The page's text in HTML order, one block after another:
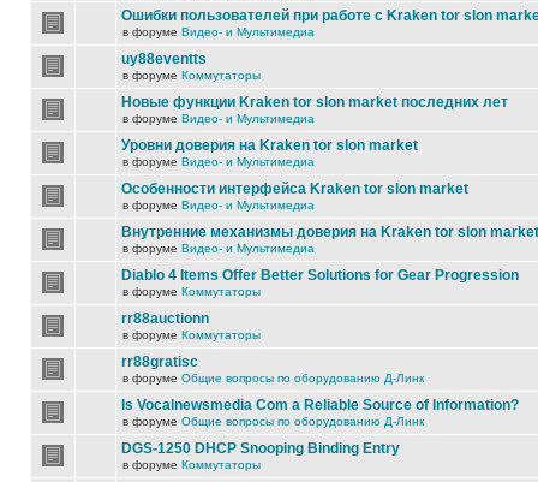
Ошибки пользователей при работе с Kraken tor slon
в форуме Видео- и Мультимедиа
uy88eventts
в форуме Коммутаторы
Новые функции Kraken tor slon market последних лет
в форуме Видео- и Мультимедиа
Уровни доверия на Kraken tor slon market
в форуме Видео- и Мультимедиа
Особенности интерфейса Kraken tor slon market
в форуме Видео- и Мультимедиа
Внутренние механизмы доверия на Kraken tor slon market
в форуме Видео- и Мультимедиа
Diablo 4 Items Offer Better Solutions for Gear Progression
в форуме Коммутаторы
rr88auctionn
в форуме Коммутаторы
rr88gratisc
в форуме Общие вопросы по оборудованию Д-Линк
Is Vocalnewsmedia Com a Reliable Source of Information?
в форуме Общие вопросы по оборудованию Д-Линк
DGS-1250 DHCP Snooping Binding Entry
в форуме Коммутаторы